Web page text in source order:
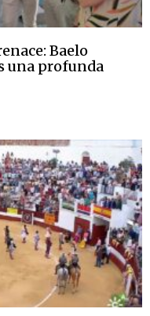
Baelo
una profunda